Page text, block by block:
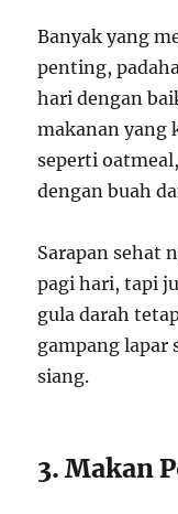
Banyak yang
penting,
hari dengan
makanan yang
seperti
dengan buah
Sarapan sehat
pagi hari, tapi
gula darah
gampang lapar
siang.
3. Makan